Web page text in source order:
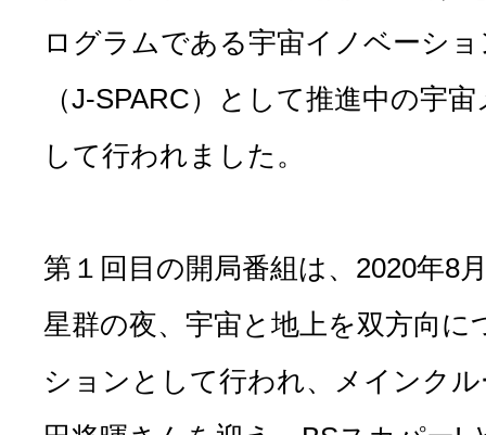
ログラムである宇宙イノベーシ
（J-SPARC）として推進中の宇
して行われました。
第１回目の開局番組は、2020年8
星群の夜、宇宙と地上を双方向
ションとして行われ、メインク